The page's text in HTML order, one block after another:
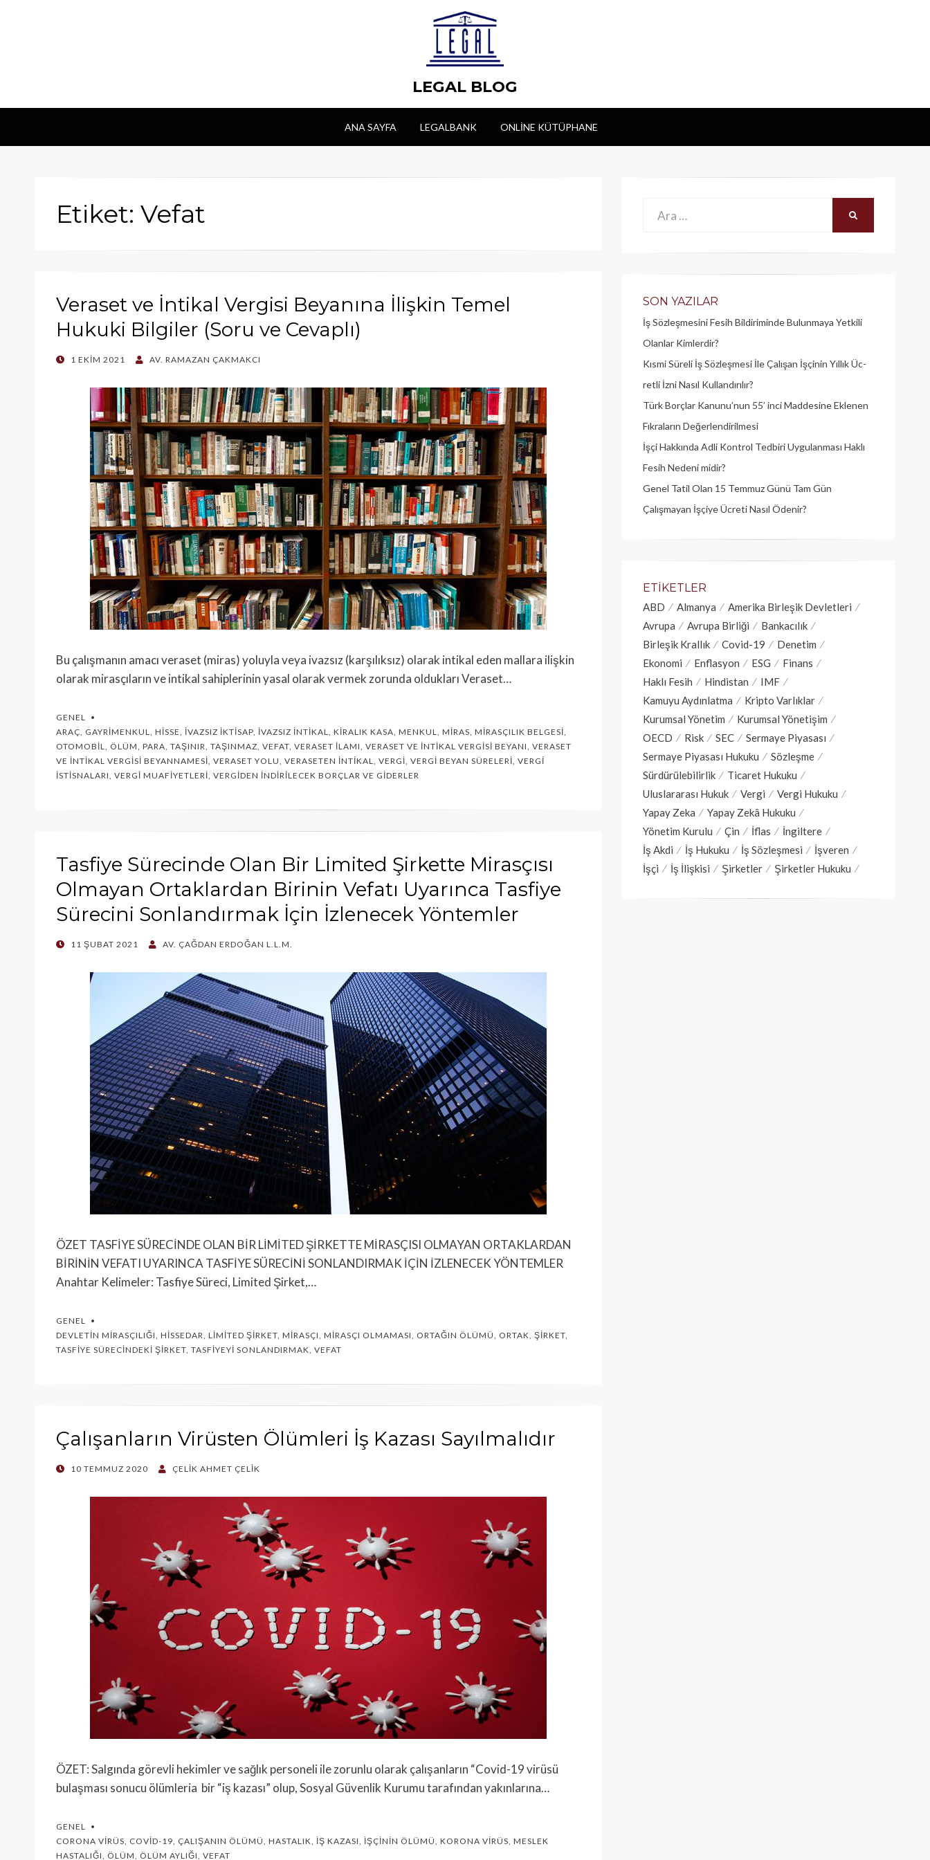
LEGAL BLOG
ANA SAYFA LEGALBANK ONLINE KÜTÜPHANE
Etiket: Vefat
Veraset ve İntikal Vergisi Beyanına İlişkin Temel
Hukuki Bilgiler (Soru ve Cevaplı)
POSTED
1 EKIM 2021 AV. RAMAZAN ÇAKMAKCI
Bu çalışmanın amacı veraset (miras) yoluyla veya ivazsız (karşılıksız) olarak intikal eden mallara ilişkin
olarak mirasçıların ve intikal sahiplerinin yasal olarak vermek zorunda oldukları Veraset…
GENEL
ARAÇ, GAYRIMENKUL, HISSE, İVAZSIZ İKTISAP, İVAZSIZ İNTIKAL, KIRALIK KASA, MENKUL, MIRAS, MIRASÇILIK BELGESI,
OTOMOBIL, ÖLÜM, PARA, TAŞINIR, TAŞINMAZ, VEFAT, VERASET İLAMI, VERASET VE İNTIKAL VERGISI BEYANI, VERASET
VE İNTIKAL VERGISI BEYANNAMESI, VERASET YOLU, VERASETEN İNTIKAL, VERGI, VERGI BEYAN SÜRELERI, VERGI
İSTISNALARI, VERGI MUAFIYETLERI, VERGIDEN İNDIRILECEK BORÇLAR VE GIDERLER
Tasfiye Sürecinde Olan Bir Limited Şirkette Mirasçısı
Olmayan Ortaklardan Birinin Vefatı Uyarınca Tasfiye
Sürecini Sonlandırmak İçin İzlenecek Yöntemler
POSTED
11 ŞUBAT 2021 AV. ÇAĞDAN ERDOĞAN L.L.M.
ÖZET TASFİYE SÜRECİNDE OLAN BİR LİMİTED ŞİRKETTE MİRASÇISI OLMAYAN ORTAKLARDAN
BİRİNİN VEFATI UYARINCA TASFİYE SÜRECİNİ SONLANDIRMAK İÇİN İZLENECEK YÖNTEMLER
Anahtar Kelimeler: Tasfiye Süreci, Limited Şirket,…
GENEL
DEVLETIN MIRASÇILIĞI, HISSEDAR, LIMITED ŞIRKET, MIRASÇI, MIRASÇI OLMAMASI, ORTAĞIN ÖLÜMÜ, ORTAK, ŞIRKET,
TASFIYE SÜRECINDEKI ŞIRKET, TASFIYEYI SONLANDIRMAK, VEFAT
Çalışanların Virüsten Ölümleri İş Kazası Sayılmalıdır
POSTED
10 TEMMUZ 2020 ÇELIK AHMET ÇELIK
ÖZET: Salgında görevli hekimler ve sağlık personeli ile zorunlu olarak çalışanların “Covid-19 virüsü
bulaşması sonucu ölümleria bir “iş kazası” olup, Sosyal Güvenlik Kurumu tarafından yakınlarına…
GENEL
CORONA VIRÜS, COVID-19, ÇALIŞANIN ÖLÜMÜ, HASTALIK, İŞ KAZASI, İŞÇININ ÖLÜMÜ, KORONA VIRÜS, MESLEK
HASTALIĞI, ÖLÜM, ÖLÜM AYLIĞI, VEFAT
Ara:
SON YAZILAR
İş Sözleşmesini Fesih Bildiriminde Bulunmaya Yetkili
Olanlar Kimlerdir?
Kısmi Süreli İş Sözleşmesi İle Çalışan İşçinin Yıllık Üc­
retli İzni Nasıl Kullandırılır?
Türk Borçlar Kanunu’nun 55’ inci Maddesine Eklenen
Fıkraların Değerlendirilmesi
İşçi Hakkında Adli Kontrol Tedbiri Uygulanması Haklı
Fesih Nedeni midir?
Genel Tatil Olan 15 Temmuz Günü Tam Gün
Çalışmayan İşçiye Ücreti Nasıl Ödenir?
ETIKETLER
ABD Almanya
Amerika Birleşik Devletleri
Avrupa
Avrupa Birliği
Bankacılık
Birleşik Krallık
Covid-19
Denetim
Ekonomi
Enflasyon ESG
Finans
Haklı Fesih
Hindistan
IMF
Kamuyu Aydınlatma
Kripto Varlıklar
Kurumsal Yönetim
Kurumsal Yönetişim
OECD
Risk SEC
Sermaye Piyasası
Sermaye Piyasası Hukuku
Sözleşme
Sürdürülebilirlik
Ticaret Hukuku
Uluslararası Hukuk
Vergi
Vergi Hukuku
Yapay Zeka
Yapay Zekâ Hukuku
Yönetim Kurulu
Çin İflas
İngiltere
İş Akdi
İş Hukuku İş Sözleşmesi
İşveren
İşçi
İş İlişkisi Şirketler Şirketler Hukuku